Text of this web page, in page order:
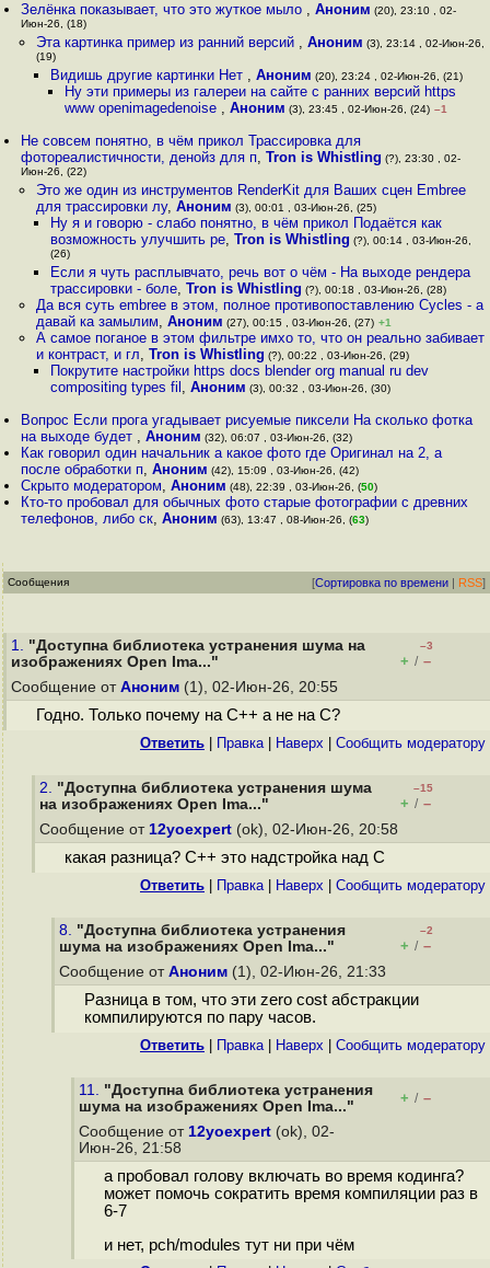
Зелёнка показывает, что это жуткое мыло ,Аноним (20), 23:10 , 02-
Июн-26, (18)
Эта картинка пример из ранний версий , Аноним (3), 23:14 , 02-Июн-26,
(19)
Видишь другие картинки Нет , Аноним (20), 23:24 , 02-Июн-26, (21)
Ну эти примеры из галереи на сайте с ранних версий https
www openimagedenoise ,Аноним (3), 23:45 , 02-Июн-26, (24) –1
Не совсем понятно, в чём прикол Трассировка для
фотореалистичности, денойз для п,Tron is Whistling (?), 23:30 , 02-
Июн-26, (22)
Это же один из инструментов RenderKit для Ваших сцен Embree
для трассировки лу, Аноним (3), 00:01 , 03-Июн-26, (25)
Ну я и говорю - слабо понятно, в чём прикол Подаётся как
возможность улучшить ре, Tron is Whistling (?), 00:14 , 03-Июн-26,
(26)
Если я чуть расплывчато, речь вот о чём - На выходе рендера
трассировки - боле, Tron is Whistling (?), 00:18 , 03-Июн-26, (28)
Да вся cуть embree в этом, полное противопоставлению Cycles - а
давай ка замылим, Аноним (27), 00:15 , 03-Июн-26, (27) +1
А самое поганое в этом фильтре имхо то, что он реально забивает
и контраст, и гл, Tron is Whistling (?), 00:22 , 03-Июн-26, (29)
Покрутите настройки https docs blender org manual ru dev
compositing types fil , Аноним (3), 00:32 , 03-Июн-26, (30)
Вопрос Если прога угадывает рисуемые пиксели На сколько фотка
на выходе будет ,Аноним (32), 06:07 , 03-Июн-26, (32)
Как говорил один начальник а какое фото где Оригинал на 2, а
после обработки п,Аноним (42), 15:09 , 03-Июн-26, (42)
Скрыто модератором,Аноним (48), 22:39 , 03-Июн-26, (50)
Кто-то пробовал для обычных фото старые фотографии с древних
телефонов, либо ск,Аноним (63), 13:47 , 08-Июн-26, (63)
Сообщения [Сортировка по времени | RSS]
1. "Доступна библиотека устранения шума на
изображениях Open Ima..."
–3
+ / –
Сообщение от Аноним (1), 02-Июн-26, 20:55
Годно. Только почему на C++ а не на С?
Ответить Правка| Наверх Cообщить модератору
2. "Доступна библиотека устранения шума
на изображениях Open Ima..."
–15
+ / –
Сообщение от 12yoexpert (ok), 02-Июн-26, 20:58
какая разница? C++ это надстройка над С
Ответить Правка| Наверх Cообщить модератору
8. "Доступна библиотека устранения
шума на изображениях Open Ima..."
–2
+ / –
Сообщение от Аноним (1), 02-Июн-26, 21:33
Разница в том, что эти zero cost абстракции
компилируются по пару часов.
Ответить Правка| Наверх Cообщить модератору
11. "Доступна библиотека устранения
шума на изображениях Open Ima..."
+ / –
Сообщение от 12yoexpert (ok), 02-
Июн-26, 21:58
а пробовал голову включать во время кодинга?
может помочь сократить время компиляции раз в
6-7
и нет, pch/modules тут ни при чём